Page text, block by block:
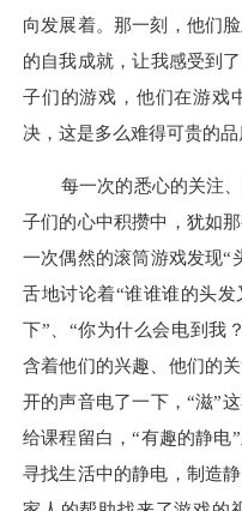
向发展着。那一刻，他们
的自我成就，让我感受到了
子们的游戏，他们在游戏
决，这是多么难得可贵的品
每一次的悉心的关注
子们的心中积攒中，犹如
一次偶然的滚筒游戏发现“
舌地讨论着“谁谁谁的头发
下”
“你为什么会电到我
含着他们的兴趣、他们的
开的声音电了一下， “滋”
给课程留白，“有趣的静电”
寻找生活中的静电，制造